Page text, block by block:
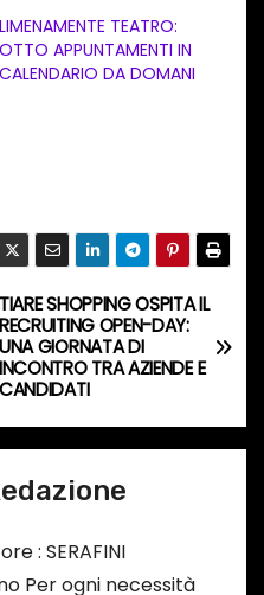
LIMENAMENTE TEATRO:
OTTO APPUNTAMENTI IN
CALENDARIO DA DOMANI
TIARE SHOPPING OSPITA IL
RECRUITING OPEN-DAY:
UNA GIORNATA DI
INCONTRO TRA AZIENDE E
CANDIDATI
: SERAFINI
Per ogni necessità